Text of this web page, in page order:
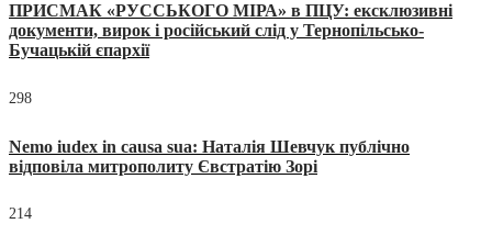
ПРИСМАК «РУССЬКОГО МІРА» в ПЦУ: ексклюзивні
документи, вирок і російський слід у Тернопільсько-
Бучацькій єпархії
298
Nemo iudex in causa sua: Наталія Шевчук публічно
відповіла митрополиту Євстратію Зорі
214